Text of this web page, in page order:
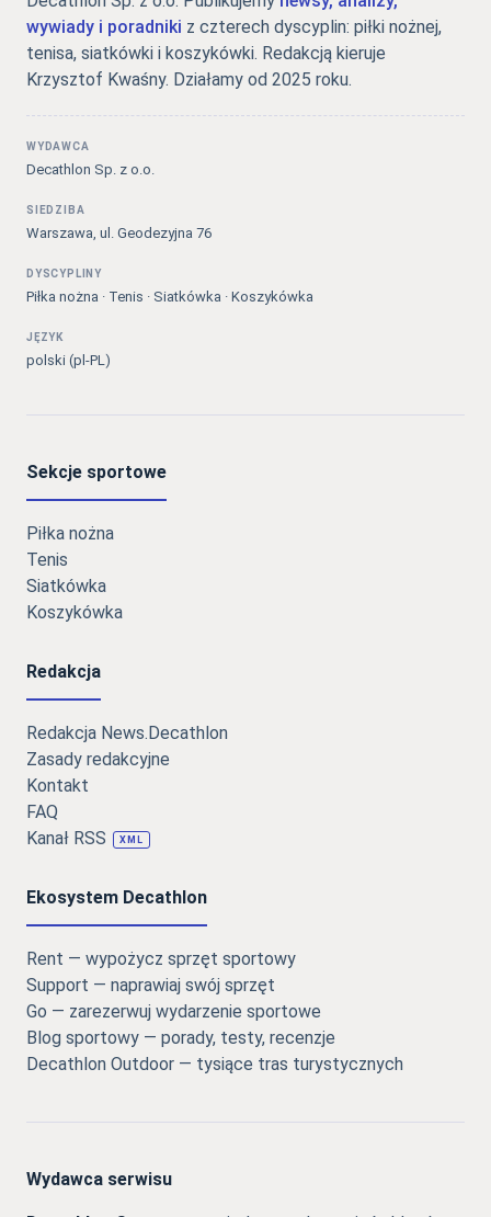
wywiady i poradniki z czterech dyscyplin: piłki nożnej,
tenisa, siatkówki i koszykówki. Redakcją kieruje
Krzysztof Kwaśny. Działamy od 2025 roku.
WYDAWCA
Decathlon Sp. z o.o.
SIEDZIBA
Warszawa, ul. Geodezyjna 76
DYSCYPLINY
Piłka nożna · Tenis · Siatkówka · Koszykówka
JĘZYK
polski (pl-PL)
Sekcje sportowe
Piłka nożna
Tenis
Siatkówka
Koszykówka
Redakcja
Redakcja News.Decathlon
Zasady redakcyjne
Kontakt
FAQ
Kanał RSS
XML
Ekosystem Decathlon
Rent — wypożycz sprzęt sportowy
Support — naprawiaj swój sprzęt
Go — zarezerwuj wydarzenie sportowe
Blog sportowy — porady, testy, recenzje
Decathlon Outdoor — tysiące tras turystycznych
Wydawca serwisu